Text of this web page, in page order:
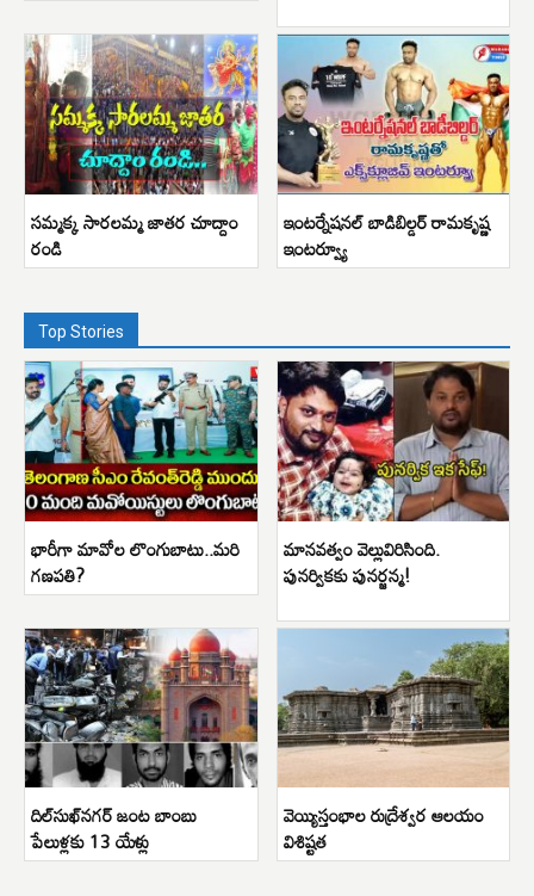
సమ్మక్క సారలమ్మ జాతర చూద్దాం
రండి
ఇంటర్నేషనల్ బాడిబిల్డర్ రామకృష్ణ
ఇంటర్వ్యూ
Top Stories
భారీగా మావోల లొంగుబాటు..మరి
గణపతి?
మానవత్వం వెల్లువిరిసింది.
పునర్వికకు పునర్జన్మ!
దిల్‌సుఖ్‌నగర్ జంట బాంబు
పేలుళ్లకు 13 యేళ్లు
వెయ్యిస్తంభాల రుద్రేశ్వర ఆలయం
విశిష్టత